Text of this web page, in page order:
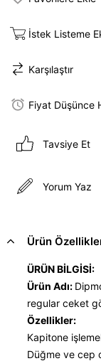
İstek Listeme
Karşılaştır
Fiyat Düşünce
Tavsiye Et
Yorum Yaz
Ürün
ÜRÜN BİLGİSİ:
Ürün Adı:
regular ceket
Özellikler:
Kapitone
Düğme ve cep